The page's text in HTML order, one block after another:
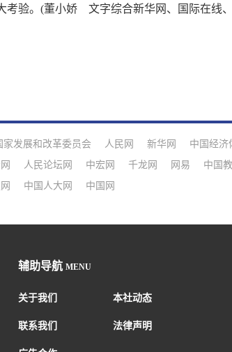
考验。(董小娇 文字综合新华网、国际在线
家发展和改革委员会 人民网 新华网 中国经济
人民论坛网 中宏网 千龙网 网易 中国
中国人大网 中国网
辅助导航 MENU
关于我们 本社动态
联系我们 法律声明